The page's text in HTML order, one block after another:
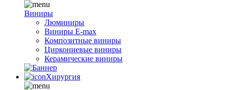
Виниры
Люминиры
Виниры E-max
Композитные виниры
Циркониевые виниры
Керамические виниры
Хирургия